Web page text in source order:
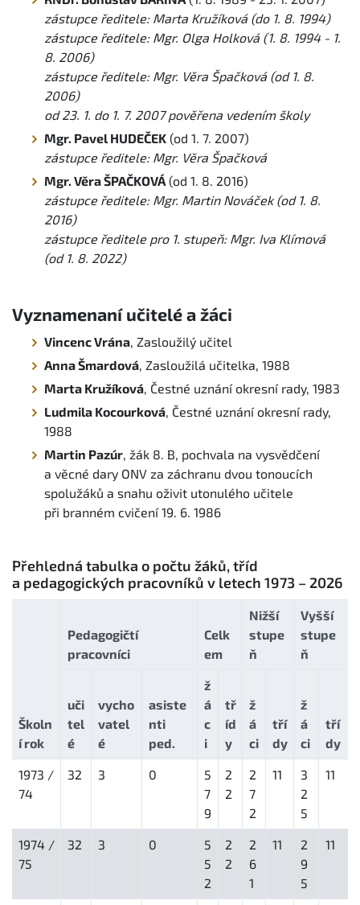
zástupce ředitele: Marta Kružíková (do 1. 8. 1994)
zástupce ředitele: Mgr. Olga Holková (1. 8. 1994 - 1.
8. 2006)
zástupce ředitele: Mgr. Věra Špačková (od 1. 8.
2006)
od 23. 1. do 1. 7. 2007 pověřena vedením školy
Mgr. Pavel HUDEČEK (od 1. 7. 2007)
zástupce ředitele: Mgr. Věra Špačková
Mgr. Věra ŠPAČKOVÁ (od 1. 8. 2016)
zástupce ředitele: Mgr. Martin Nováček (od 1. 8.
2016)
zástupce ředitele pro 1. stupeň: Mgr. Iva Klímová
(od 1. 8. 2022)
Vyznamenaní učitelé a žáci
Vincenc Vrána, Zasloužilý učitel
Anna Šmardová, Zasloužilá učitelka, 1988
Marta Kružíková, Čestné uznání okresní rady, 1983
Ludmila Kocourková, Čestné uznání okresní rady,
1988
Martin Pazúr, žák 8. B, pochvala na vysvědčení
a věcné dary ONV za záchranu dvou tonoucích
spolužáků a snahu oživit utonulého učitele
při branném cvičení 19. 6. 1986
Přehledná tabulka o počtu žáků, tříd
a pedagogických pracovníků v letech 1973 – 2026
Školn
í rok
Pedagogičtí
pracovníci
Celk
em
Nižší
stupe
ň
Vyšší
stupe
ň
uči
tel
é
vycho
vatel
é
asiste
nti
ped.
ž
á
c
i
tř
íd
y
ž
á
ci
tří
dy
ž
á
ci
tří
dy
1973 /
74
32 3 0
5
7
9
2
2
2
7
2
11
3
2
5
11
1974 /
75
32 3 0
5
5
2
2
2
2
6
1
11
2
9
5
11